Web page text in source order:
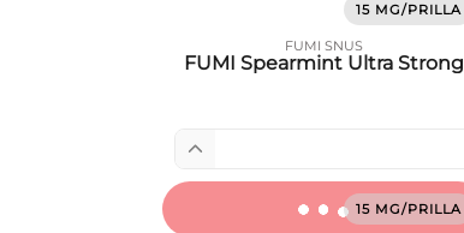
15 MG/PRILLA
FUMI SNUS
FUMI Spearmint Ultra Strong
15 MG/PRILLA